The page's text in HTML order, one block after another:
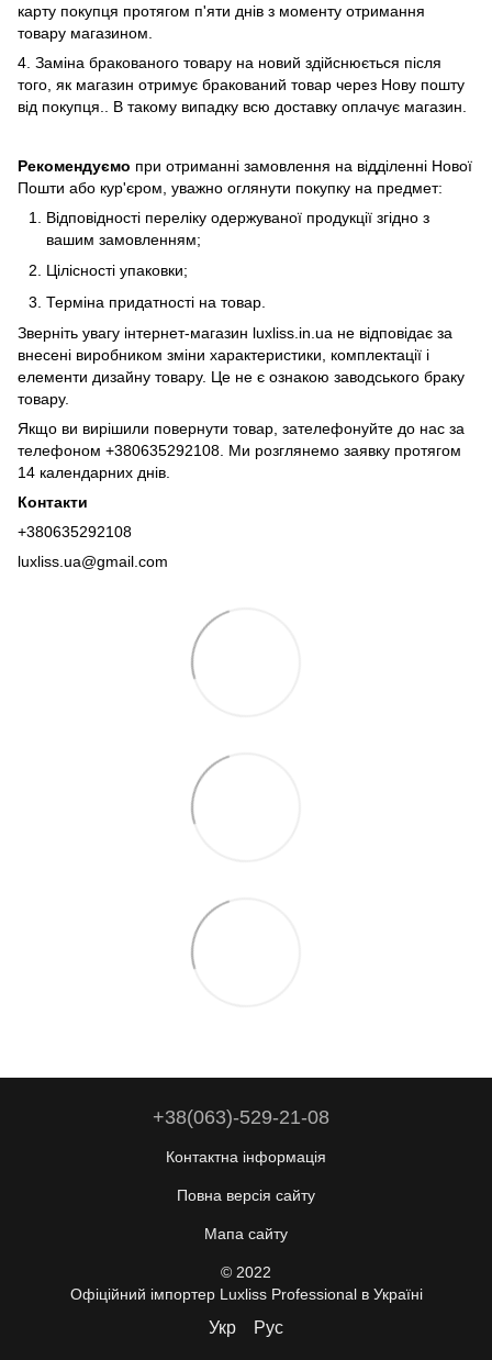
карту покупця протягом п'яти днів з моменту отримання
товару магазином.
4. Замiна бракованого товару на новий здійснюється після
того, як магазин отримує бракований товар через Нову пошту
від покупця.. В такому випадку всю доставку оплачує магазин.
Рекомендуємо при отриманні замовлення на відділенні Нової
Пошти або кур'єром, уважно оглянути покупку на предмет:
Вiдповiдностi переліку одержуваної продукції згідно з
вашим замовленням;
Цiлiсностi упаковки;
Термiна придатності на товар.
Зверніть увагу інтернет-магазин luxliss.in.ua не відповідає за
внесені виробником зміни характеристики, комплектації і
елементи дизайну товару. Це не є ознакою заводського браку
товару.
Якщо ви вирішили повернути товар, зателефонуйте до нас за
телефоном +380635292108. Ми розглянемо заявку протягом
14 календарних днів.
Контакти
+380635292108
luxliss.ua@gmail.com
+38(063)-529-21-08
Контактна інформація
Повна версія сайту
Мапа сайту
© 2022
Офіційний імпортер Luxliss Professional в Україні
Укр Рус